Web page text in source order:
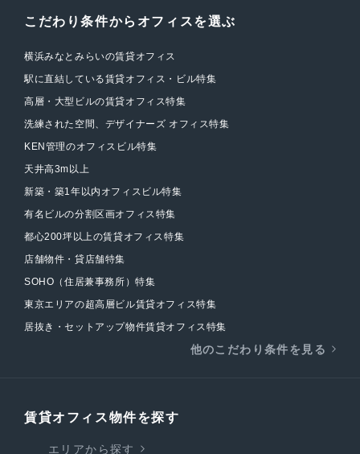
こだわり条件からオフィスを選ぶ
横浜みなとみらいの賃貸オフィス
駅に直結している賃貸オフィス・ビル特集
高層・大型ビルの賃貸オフィス特集
洗練された空間、デザイナーズ オフィス特集
KEN管理のオフィスビル特集
天井高3m以上
新築・築1年以内オフィスビル特集
有名ビルの分割区画オフィス特集
都心200坪以上の賃貸オフィス特集
店舗物件・貸店舗特集
SOHO（住居兼事務所）特集
東京エリアの超高層ビル賃貸オフィス特集
居抜き・セットアップ物件賃貸オフィス特集
他のこだわり条件を見る
賃貸オフィス物件を探す
エリアから探す